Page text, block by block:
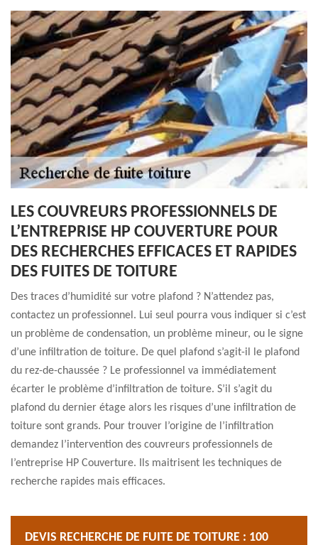
LES COUVREURS PROFESSIONNELS DE
L’ENTREPRISE HP COUVERTURE POUR
DES RECHERCHES EFFICACES ET RAPIDES
DES FUITES DE TOITURE
Des traces d’humidité sur votre plafond ? N’attendez pas,
contactez un professionnel. Lui seul pourra vous indiquer si c’est
un problème de condensation, un problème mineur, ou le signe
d’une infiltration de toiture. De quel plafond s’agit-il le plafond
du rez-de-chaussée ? Le professionnel va immédiatement
écarter le problème d’infiltration de toiture. S’il s’agit du
plafond du dernier étage alors les risques d’une infiltration de
toiture sont grands. Pour trouver l’origine de l’infiltration
demandez l’intervention des couvreurs professionnels de
l’entreprise HP Couverture. Ils maitrisent les techniques de
recherche rapides mais efficaces.
DEVIS RECHERCHE DE FUITE DE TOITURE : 100